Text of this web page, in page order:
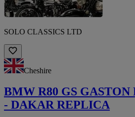
SOLO CLASSICS LTD
Cheshire
BMW R80 GS
- DAKAR REPLICA